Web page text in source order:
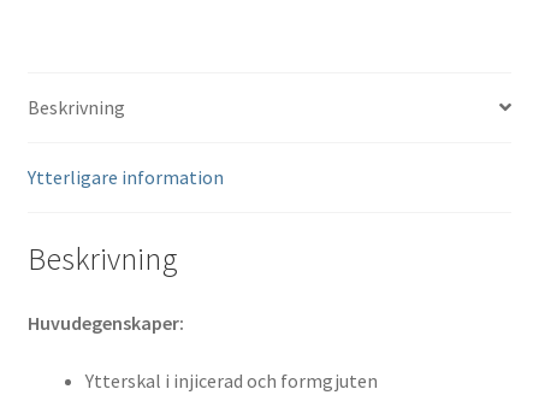
Beskrivning
Ytterligare information
Beskrivning
Huvudegenskaper:
Ytterskal i injicerad och formgjuten